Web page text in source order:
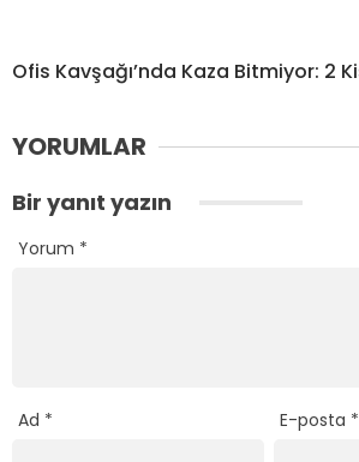
Ofis Kavşağı’nda Kaza Bitmiyor: 2
YORUMLAR
Bir yanıt yazın
Yorum *
Ad * E-posta *